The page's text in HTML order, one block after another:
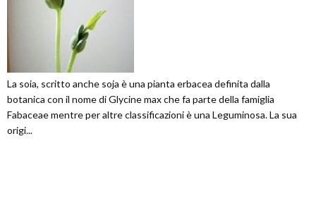
La soia, scritto anche soja è una pianta erbacea definita dalla
botanica con il nome di Glycine max che fa parte della famiglia
Fabaceae mentre per altre classificazioni è una Leguminosa. La sua
origi...